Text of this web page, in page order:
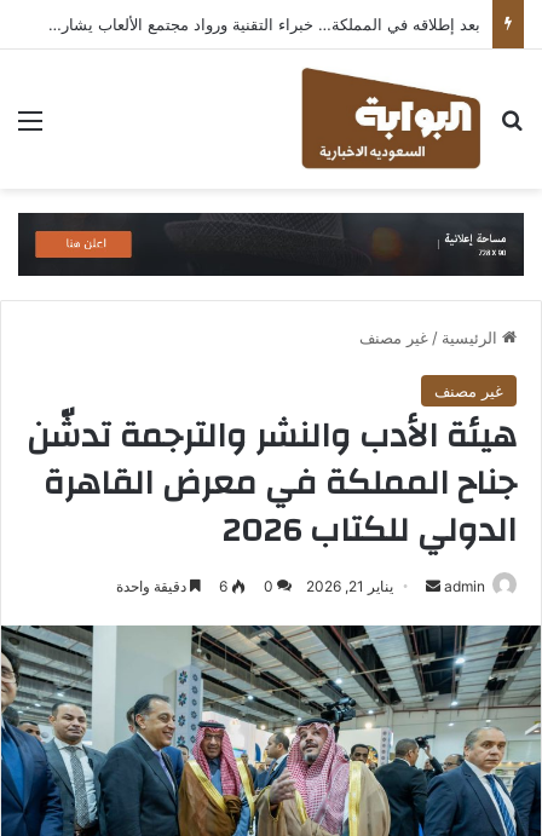
بعد إطلاقه في المملكة… خبراء التقنية ورواد مجتمع الألعاب يشاركون انطباعاتهم حول TECNO POVA 8 Pro 5G
بحث عن
الرئيسية / غير مصنف
غير مصنف
هيئة الأدب والنشر والترجمة تدشّن
جناح المملكة في معرض القاهرة
الدولي للكتاب 2026
admin
أرسل
إلكترونيا
يناير 21, 2026 0
6 دقيقة واحدة